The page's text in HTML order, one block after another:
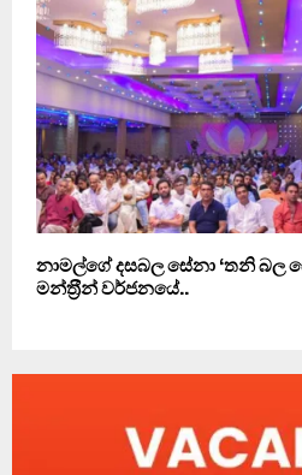
නාමල්ගේ දසබල සේනා ‘තනි බල
මන්ත‍්‍රීන් වර්ජනයේ..